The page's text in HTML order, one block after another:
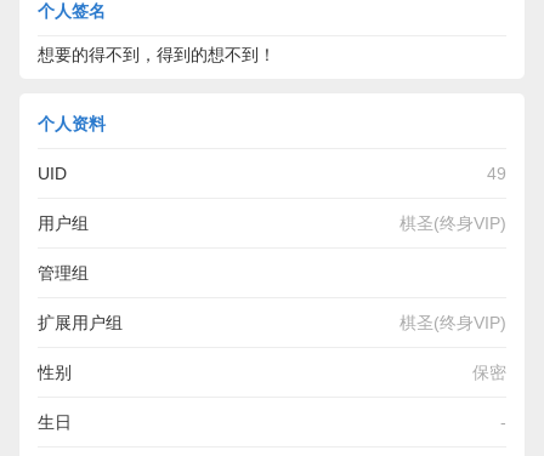
个人签名
想要的得不到，得到的想不到！
个人资料
UID 49
用户组 棋圣(终身VIP)
管理组
扩展用户组 棋圣(终身VIP)
性别 保密
生日 -